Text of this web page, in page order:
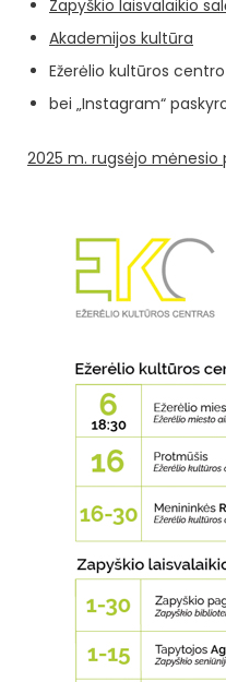
Zapyškio laisvalaikio
Akademijos kultūra
Ežerėlio kultūros
bei „Instagram“
2025 m. rugsėjo mėnesio